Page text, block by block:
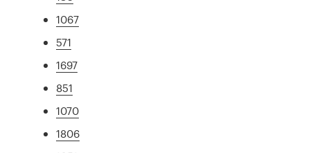
1067
571
1697
851
1070
1806